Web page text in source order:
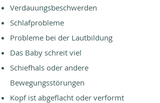
Verdauungsbeschwerden
Schlafprobleme
Probleme bei der Lautbildung
Das Baby schreit viel
Schiefhals oder andere
Bewegungsstörungen
Kopf ist abgeflacht oder verformt